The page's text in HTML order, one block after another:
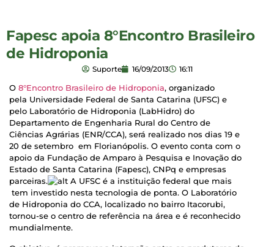
Fapesc apoia 8°Encontro Brasileiro
de Hidroponia
Suporte 16/09/2013 16:11
O 8°Encontro Brasileiro de Hidroponia, organizado
pela Universidade Federal de Santa Catarina (UFSC) e
pelo Laboratório de Hidroponia (LabHidro) do
Departamento de Engenharia Rural do Centro de
Ciências Agrárias (ENR/CCA), será realizado nos dias 19 e
20 de setembro em Florianópolis. O evento conta com o
apoio da Fundação de Amparo à Pesquisa e Inovação do
Estado de Santa Catarina (Fapesc), CNPq e empresas
parceiras.
A UFSC é a instituição federal que mais
tem investido nesta tecnologia de ponta. O Laboratório
de Hidroponia do CCA, localizado no bairro Itacorubi,
tornou-se o centro de referência na área e é reconhecido
mundialmente.